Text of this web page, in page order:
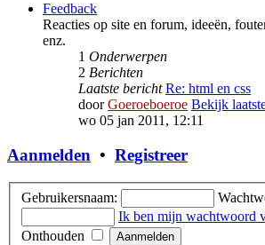
Feedback
Reacties op site en forum, ideeën,
enz.
1 Onderwerpen
2 Berichten
Laatste bericht Re: html en css
doorGoeroeboeroe Bekijk
wo 05 jan 2011, 12:11
Aanmelden • Registreer
Gebruikersnaam:
Ik ben mijn wachtwoord
Onthouden